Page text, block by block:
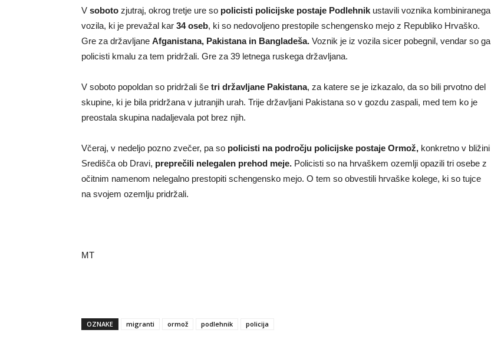
V soboto zjutraj, okrog tretje ure so policisti policijske postaje Podlehnik ustavili voznika kombiniranega
vozila, ki je prevažal kar 34 oseb, ki so nedovoljeno prestopile schengensko mejo z Republiko Hrvaško.
Gre za državljane Afganistana, Pakistana in Bangladeša. Voznik je iz vozila sicer pobegnil, vendar so ga
policisti kmalu za tem pridržali. Gre za 39 letnega ruskega državljana.
V soboto popoldan so pridržali še tri državljane Pakistana, za katere se je izkazalo, da so bili prvotno del
skupine, ki je bila pridržana v jutranjih urah. Trije državljani Pakistana so v gozdu zaspali, med tem ko je
preostala skupina nadaljevala pot brez njih.
Včeraj, v nedeljo pozno zvečer, pa so policisti na področju policijske postaje Ormož, konkretno v bližini
Središča ob Dravi, preprečili nelegalen prehod meje. Policisti so na hrvaškem ozemlji opazili tri osebe z
očitnim namenom nelegalno prestopiti schengensko mejo. O tem so obvestili hrvaške kolege, ki so tujce
na svojem ozemlju pridržali.
MT
OZNAKE migranti ormož podlehnik policija